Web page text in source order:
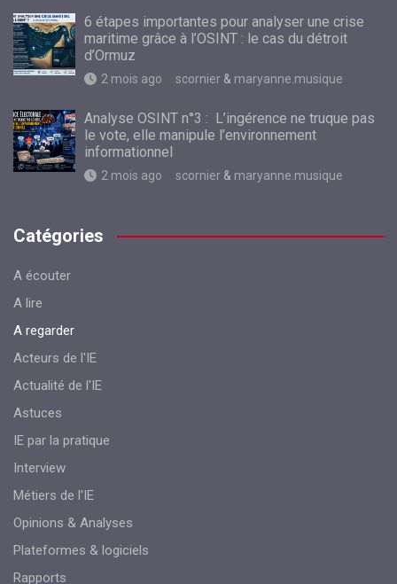
6 étapes importantes pour analyser une crise
maritime grâce à l’OSINT : le cas du détroit
d’Ormuz
2 mois ago scornier & maryanne.musique
Analyse OSINT n°3 : L’ingérence ne truque pas
le vote, elle manipule l’environnement
informationnel
2 mois ago scornier & maryanne.musique
Catégories
A écouter
A lire
A regarder
Acteurs de l'IE
Actualité de l'IE
Astuces
IE par la pratique
Interview
Métiers de l'IE
Opinions & Analyses
Plateformes & logiciels
Rapports